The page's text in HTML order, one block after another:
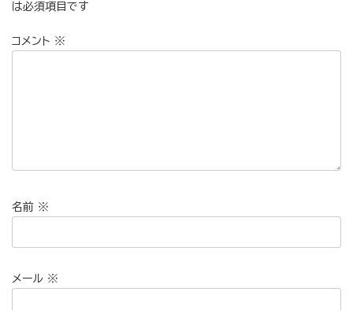
は必須項目です
コメント ※
名前 ※
メール ※